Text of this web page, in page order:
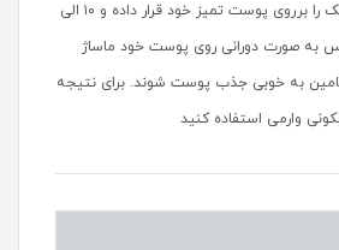
مقدار کافی از کیک ماسک را برروی پوست تمیز خود قرار داده و ۱۰ الی
به صورت دورانی روی پوست خود ماساژ
به خوبی جذب پوست شوند. برای نتیجه
وارمی استفاده کنید